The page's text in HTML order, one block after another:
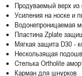
Продуваемый верх из
Усиления на носке и
Водонепроницаемая
Пластина Zplate
Мягкая защита D30 -
Нескользящая
Стелька Ortholite
Карман для шнурков